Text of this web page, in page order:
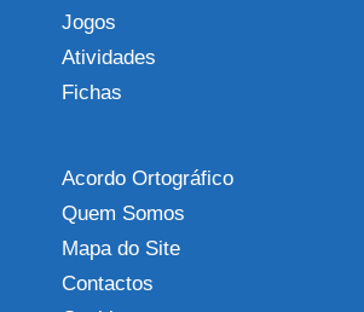
Jogos
Atividades
Fichas
Acordo Ortográfico
Quem Somos
Mapa do Site
Contactos